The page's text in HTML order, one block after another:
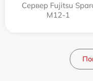
Сервер Fujitsu
M12-1